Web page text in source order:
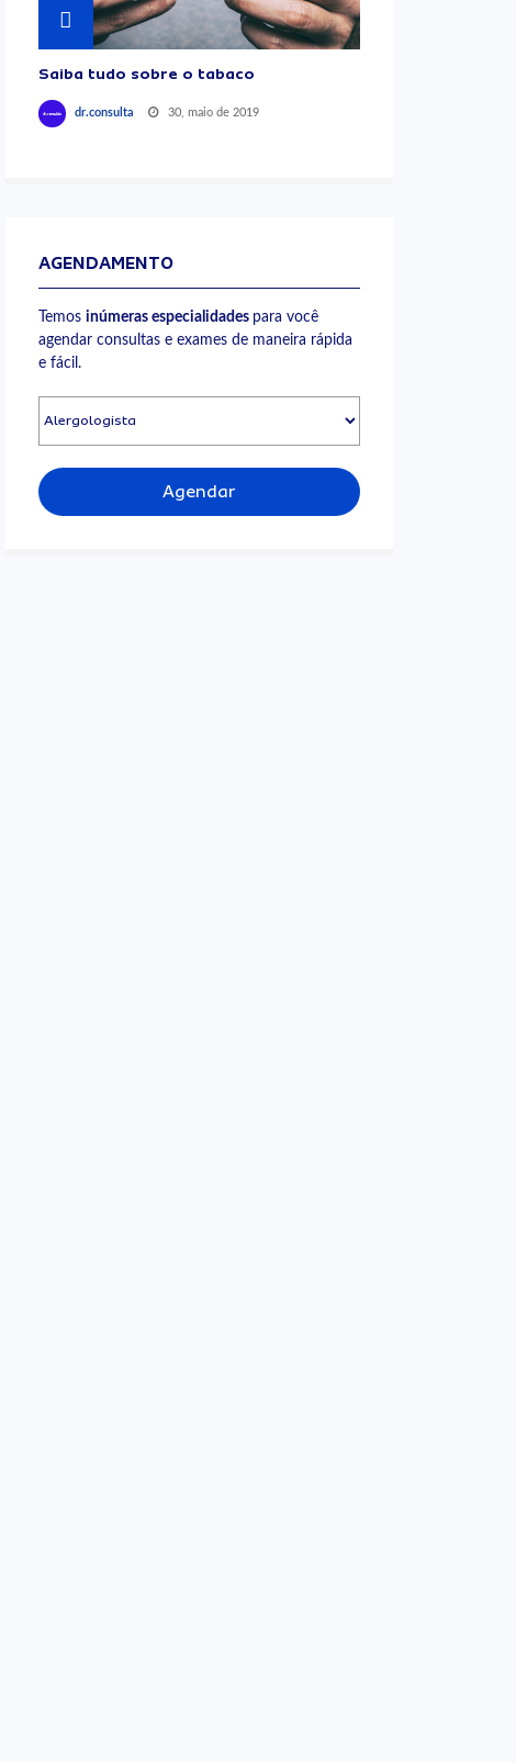
Saiba tudo sobre o tabaco
dr.consulta 30, maio de 2019
AGENDAMENTO
Temos inúmeras especialidades para você
agendar consultas e exames de maneira rápida
e fácil.
Agendar